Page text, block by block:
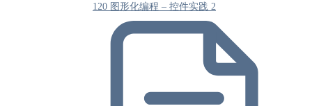
120 图形化编程 – 控件实践 2